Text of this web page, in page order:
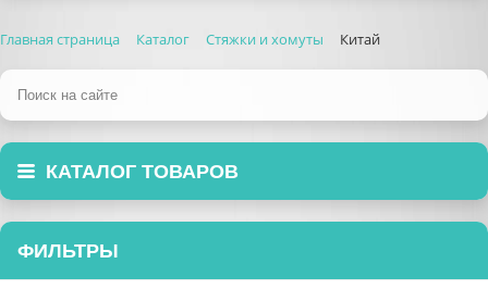
Главная страница Каталог Стяжки и хомуты Китай
КАТАЛОГ ТОВАРОВ
ФИЛЬТРЫ